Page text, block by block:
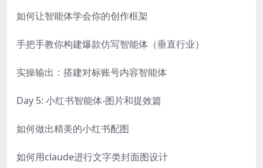
如何让智能体学会你的创作框架
手把手教你构建爆款仿写智能体（垂直行业）
实操输出：搭建对标账号内容智能体
Day 5: 小红书智能体-图片和提效篇
如何做出精美的小红书配图
如何用claude进行文字类封面图设计